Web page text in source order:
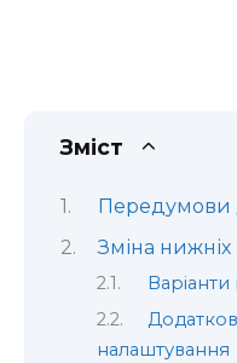
Зміст
Передумови
Зміна нижніх
налаштування